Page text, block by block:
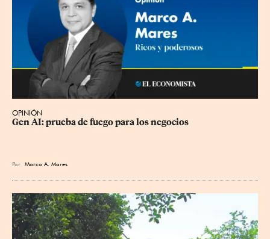
OPINIÓN
Gen AI: prueba de fuego para los negocios
Por Marco A. Mares